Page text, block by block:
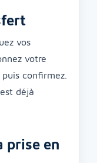
vos
votre
, puis confirmez.
déjà
prise en